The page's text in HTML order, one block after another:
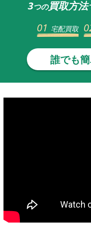
3つの買取方法
01 宅配買取
誰でも